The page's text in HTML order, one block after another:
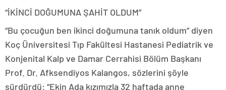
“İKİNCİ DOĞUMUNA ŞAHİT OLDUM”
“Bu çocuğun ben ikinci doğumuna tanık oldum” diyen
Koç Üniversitesi Tıp Fakültesi Hastanesi Pediatrik ve
Konjenital Kalp ve Damar Cerrahisi Bölüm Başkanı
Prof. Dr. Afksendiyos Kalangos, sözlerini şöyle
sürdürdü: “Ekin Ada kızımızla 32 haftada anne